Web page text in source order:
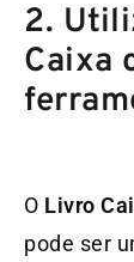
2.
Caixa
O Livro
pode ser